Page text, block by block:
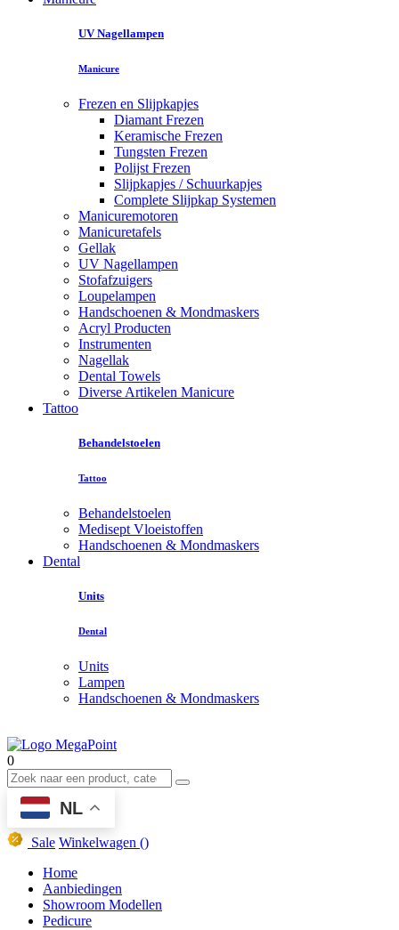
UV Nagellampen
Manicure
Frezen en Slijpkapjes
Diamant Frezen
Keramische Frezen
Tungsten Frezen
Polijst Frezen
Slijpkapjes / Schuurkapjes
Complete Slijpkap Systemen
Manicuremotoren
Manicuretafels
Gellak
UV Nagellampen
Stofafzuigers
Loupelampen
Handschoenen & Mondmaskers
Acryl Producten
Instrumenten
Nagellak
Dental Towels
Diverse Artikelen Manicure
Tattoo
Behandelstoelen
Tattoo
Behandelstoelen
Medisept Vloeistoffen
Handschoenen & Mondmaskers
Dental
Units
Dental
Units
Lampen
Handschoenen & Mondmaskers
0
NL
Sale Winkelwagen ()
Home
Aanbiedingen
Showroom Modellen
Pedicure